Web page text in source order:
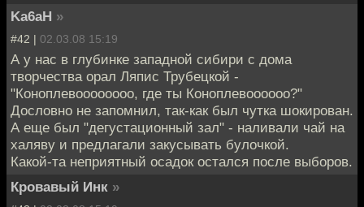
Ka6aH »
#42 | 02.03.08 15:19
А у нас в глубинке западной сибири с дома
творчества орал Ляпис Трубецкой -
"Коноплевоооооооо, где ты Коноплевоооооо?"
Дословно не запомнил, так-как был чутка шокирован.
А еще был "дегустационный зал" - наливали чай на
халяву и предлагали закусывать булочкой.
Какой-та неприятный осадок остался после выборов.
Кровавый Инк »